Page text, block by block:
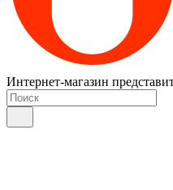
Интернет-магазин